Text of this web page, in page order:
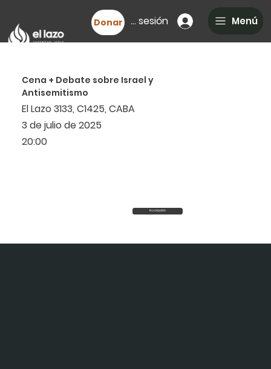
Iniciar sesión Menú
Donar
Cena + Debate sobre Israel y
Antisemitismo
El Lazo 3133, C1425, CABA
3 de julio de 2025
20:00
Inscripción